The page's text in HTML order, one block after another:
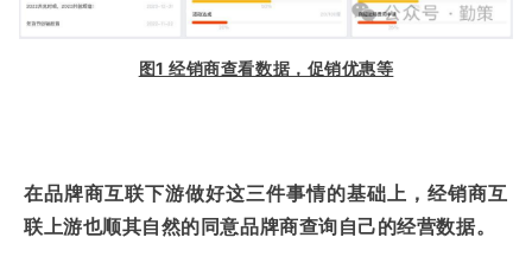
图1 经销商查看数据，促销优惠等
在品牌商互联下游做好这三件事情的基础上，经销商互
联上游也顺其自然的同意品牌商查询自己的经营数据。